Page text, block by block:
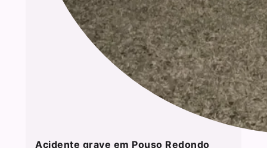
Acidente grave em Pouso Redondo